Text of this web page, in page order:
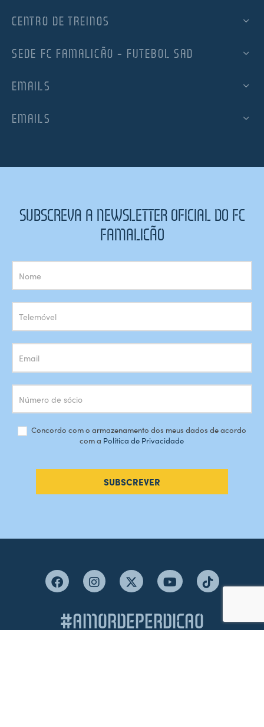
CENTRO DE TREINOS
SEDE FC FAMALICÃO – FUTEBOL SAD
EMAILS
EMAILS
SUBSCREVA A NEWSLETTER OFICIAL DO FC
FAMALICÃO
Subscrição
Newsletter
Concordo com o armazenamento dos meus dados de acordo
com a Política de Privacidade
SUBSCREVER
#AMORDEPERDICAO